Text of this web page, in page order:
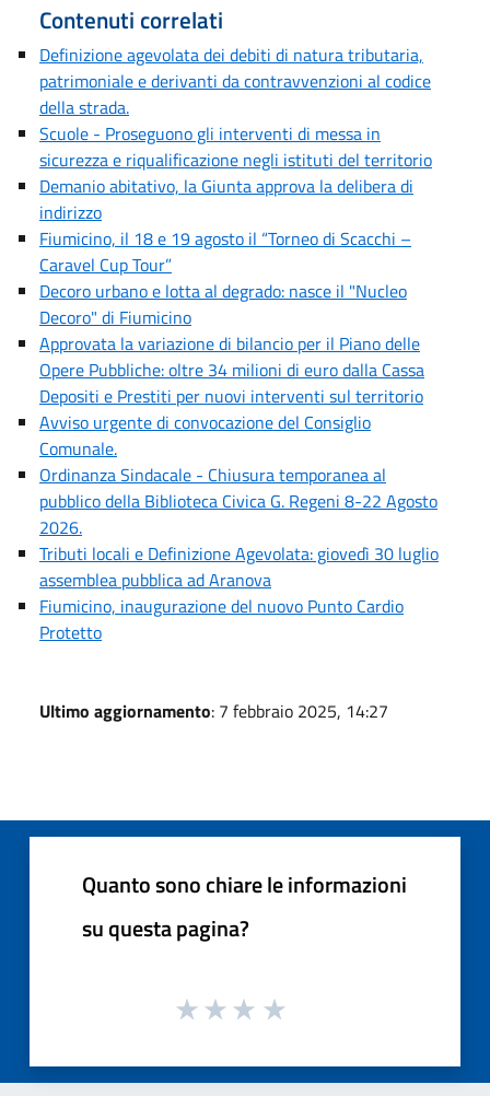
Contenuti correlati
Definizione agevolata dei debiti di natura tributaria,
patrimoniale e derivanti da contravvenzioni al codice
della strada.
Scuole - Proseguono gli interventi di messa in
sicurezza e riqualificazione negli istituti del territorio
Demanio abitativo, la Giunta approva la delibera di
indirizzo
Fiumicino, il 18 e 19 agosto il “Torneo di Scacchi –
Caravel Cup Tour”
Decoro urbano e lotta al degrado: nasce il "Nucleo
Decoro" di Fiumicino
Approvata la variazione di bilancio per il Piano delle
Opere Pubbliche: oltre 34 milioni di euro dalla Cassa
Depositi e Prestiti per nuovi interventi sul territorio
Avviso urgente di convocazione del Consiglio
Comunale.
Ordinanza Sindacale - Chiusura temporanea al
pubblico della Biblioteca Civica G. Regeni 8-22 Agosto
2026.
Tributi locali e Definizione Agevolata: giovedì 30 luglio
assemblea pubblica ad Aranova
Fiumicino, inaugurazione del nuovo Punto Cardio
Protetto
Ultimo aggiornamento: 7 febbraio 2025, 14:27
Quanto sono chiare le informazioni
su questa pagina?